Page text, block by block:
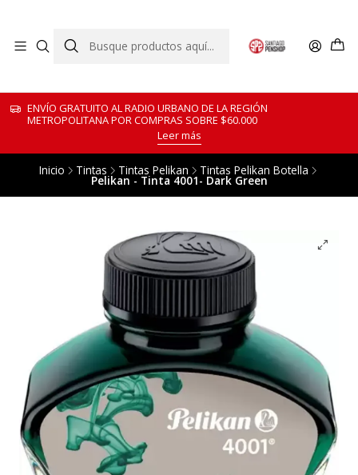
ENVÍO GRATUITO AL RADIO URBANO DE LA REGIÓN
METROPOLITANA POR COMPRAS SOBRE $60.000
Leer más
Inicio Tintas Tintas Pelikan Tintas Pelikan Botella
Pelikan - Tinta 4001- Dark Green